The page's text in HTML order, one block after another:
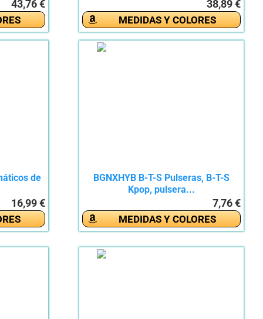
43,76 € 38,89 €
MEDIDAS Y COLORES
de
16,99 €
BGNXHYB B-T-S Pulseras, B-T-S
Kpop, pulsera...
7,76 €
MEDIDAS Y COLORES